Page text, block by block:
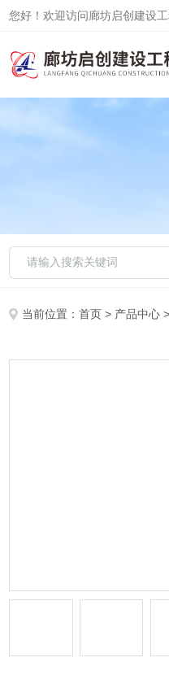
您好！欢迎访问廊坊启创建设
当前位置：首页 > 产品中心